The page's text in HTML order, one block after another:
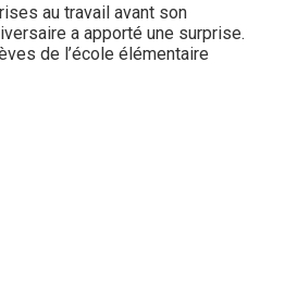
au travail avant son
a apporté une surprise.
de l’école élémentaire